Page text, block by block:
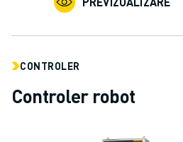
CONTROLER
Controler robot